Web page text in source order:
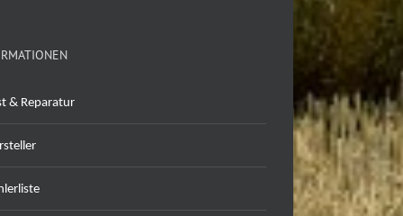
& Reparatur